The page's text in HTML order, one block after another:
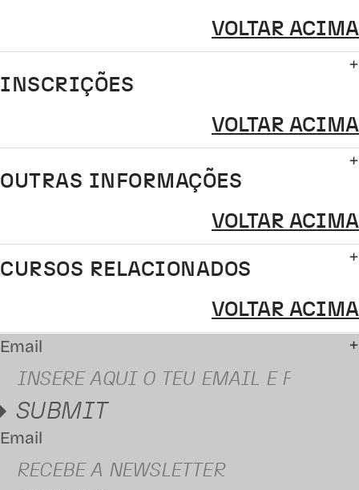
VOLTAR ACIMA
INSCRIÇÕES
VOLTAR ACIMA
OUTRAS INFORMAÇÕES
VOLTAR ACIMA
CURSOS RELACIONADOS
VOLTAR ACIMA
Email
SUBMIT
Email